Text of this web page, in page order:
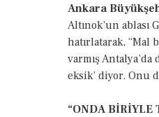
Ankara
Altınok’un
hatırlatarak, “Mal
varmış
eksik’ diyor. Onu
“ONDA BİRİYLE